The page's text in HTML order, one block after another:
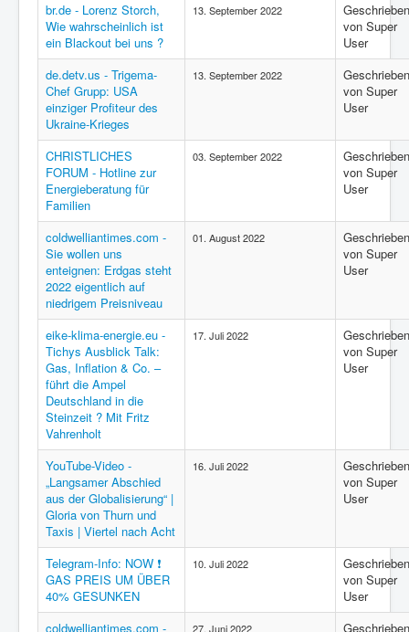
br.de - Lorenz Storch,
Wie wahrscheinlich ist
ein Blackout bei uns ?
13. September 2022
Geschrieben
von Super
User
de.detv.us - Trigema-
Chef Grupp: USA
einziger Profiteur des
Ukraine-Krieges
13. September 2022
Geschrieben
von Super
User
CHRISTLICHES
FORUM - Hotline zur
Energieberatung für
Familien
03. September 2022
Geschrieben
von Super
User
coldwelliantimes.com -
Sie wollen uns
enteignen: Erdgas steht
2022 eigentlich auf
niedrigem Preisniveau
01. August 2022
Geschrieben
von Super
User
eike-klima-energie.eu -
Tichys Ausblick Talk:
Gas, Inflation & Co. –
führt die Ampel
Deutschland in die
Steinzeit ? Mit Fritz
Vahrenholt
17. Juli 2022
Geschrieben
von Super
User
YouTube-Video -
„Langsamer Abschied
aus der Globalisierung“ |
Gloria von Thurn und
Taxis | Viertel nach Acht
16. Juli 2022
Geschrieben
von Super
User
Telegram-Info: NOW ❗️
GAS PREIS UM ÜBER
40% GESUNKEN
10. Juli 2022
Geschrieben
von Super
User
coldwelliantimes.com -
27. Juni 2022 Geschrieben